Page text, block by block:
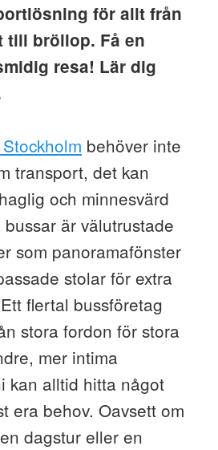
för allt från
till bröllop. Få en
resa! Lär dig
behöver inte
transport, det kan
och minnesvärd
är välutrustade
som panoramafönster
stolar för extra
flertal bussföretag
stora fordon för stora
mer intima
kan alltid hitta något
era behov. Oavsett om
dagstur eller en